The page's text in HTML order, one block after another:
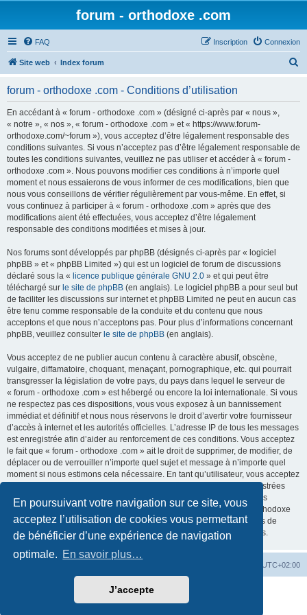
En poursuivant votre navigation sur ce site, vous
acceptez l’utilisation de cookies vous permettant
de bénéficier d’une expérience de navigation
optimale. En savoir plus…
J’accepte
forum - orthodoxe .com
FAQ Connexion
Inscription
Site web Index forum
forum - orthodoxe .com - Conditions d’utilisation
En accédant à « forum - orthodoxe .com » (désigné ci-après par « nous »,
« notre », « nos », « forum - orthodoxe .com » et « https://www.forum-
orthodoxe.com/~forum »), vous acceptez d’être légalement responsable des
conditions suivantes. Si vous n’acceptez pas d’être légalement responsable de
toutes les conditions suivantes, veuillez ne pas utiliser et accéder à « forum -
orthodoxe .com ». Nous pouvons modifier ces conditions à n’importe quel
moment et nous essaierons de vous informer de ces modifications, bien que
nous vous conseillons de vérifier régulièrement par vous-même. En effet, si
vous continuez à participer à « forum - orthodoxe .com » après que des
modifications aient été effectuées, vous acceptez d’être légalement
responsable des conditions modifiées et mises à jour.
Nos forums sont développés par phpBB (désignés ci-après par « logiciel
phpBB » et « phpBB Limited ») qui est un logiciel de forum de discussions
déclaré sous la « licence publique générale GNU 2.0 » et qui peut être
téléchargé sur le site de phpBB (en anglais). Le logiciel phpBB a pour seul but
de faciliter les discussions sur internet et phpBB Limited ne peut en aucun cas
être tenu comme responsable de la conduite et du contenu que nous
acceptons et que nous n’acceptons pas. Pour plus d’informations concernant
phpBB, veuillez consulter le site de phpBB (en anglais).
Vous acceptez de ne publier aucun contenu à caractère abusif, obscène,
vulgaire, diffamatoire, choquant, menaçant, pornographique, etc. qui pourrait
transgresser la législation de votre pays, du pays dans lequel le serveur de
« forum - orthodoxe .com » est hébergé ou encore la loi internationale. Si vous
ne respectez pas ces dispositions, vous vous exposez à un bannissement
immédiat et définitif et nous nous réservons le droit d’avertir votre fournisseur
d’accès à internet et les autorités officielles. L’adresse IP de tous les messages
est enregistrée afin d’aider au renforcement de ces conditions. Vous acceptez
le fait que « forum - orthodoxe .com » ait le droit de supprimer, de modifier, de
déplacer ou de verrouiller n’importe quel sujet et message à n’importe quel
moment si nous estimons cela nécessaire. En tant qu’utilisateur, vous acceptez
que toutes les informations que vous avez renseignées soient enregistrées
dans notre base de données. Bien que ces informations ne seront pas
diffusées à une tierce partie sans votre consentement, ni « forum - orthodoxe
.com », ni phpBB, ne pourront être tenus comme responsables en cas de
tentative de piratage informatique visant à compromettre vos données.
UTC+02:00
phpBB® Forum Software © phpBB Limited
©